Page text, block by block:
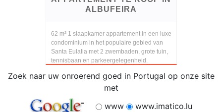
ALBUFEIRA
62 m² 1 slaapkamer appartement in een luxe
condominium in het populaire gebied van
Santa Eulalia met 2 zwembaden, grote tuin,
tennisbaan en parkeergelegenheid.
Zoek naar uw onroerend goed in Portugal op onze site
met
www
www.imatico.lu